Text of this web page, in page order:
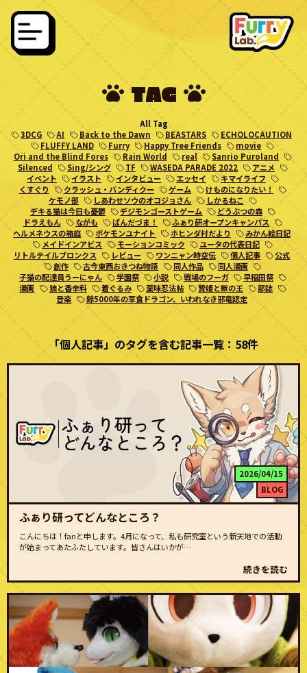
TAG
All Tag
3DCG
AI Back to the Dawn BEASTARS
ECHOLOCAUTION
FLUFFY LAND
Furry Happy Tree Friends
movie
Ori and the Blind Fores
Rain World real
Sanrio Puroland
Silenced
Sing/シング TF WASEDA PARADE 2022
アニメ
イベント
イラスト インタビュー エッセイ
キマイライフ
くすぐり
クラッシュ・バンディクー ゲーム
けものになりたい！
ケモノ部
しあわせソウのオコジョさん
しかるねこ
デキる猫は今日も憂鬱
デジモンゴーストゲーム
どうぶつの森
ドラえもん
ながも ぱんだづま！
ふぁり研オープンキャンパス
ヘルメネウスの箱庭
ポケモンユナイト ホヒンダ村だより
みかん絵日記
メイドインアビス
モーションコミック
ユータの代表日記
リトルテイルブロンクス
レビュー ワンニャン時空伝 個人記事
公式
創作
古今東西おきつね物語 同人作品
同人漫画
子猫の配達員うーにゃん
学園祭 小説 戦場のフーガ
早稲田祭
漫画
狼と香辛料 着ぐるみ 薬味忍法帖 贄姫と獣の王
部誌
音楽
齢5000年の草食ドラゴン、いわれなき邪竜認定
「個人記事」のタグを含む記事一覧：58件
2026/04/15
BLOG
ふぁり研ってどんなところ？
こんにちは！fanと申します。4月になって、私も研究室という新天地での活動
が始まってあたふたしています。皆さんはいかが…
続きを読む